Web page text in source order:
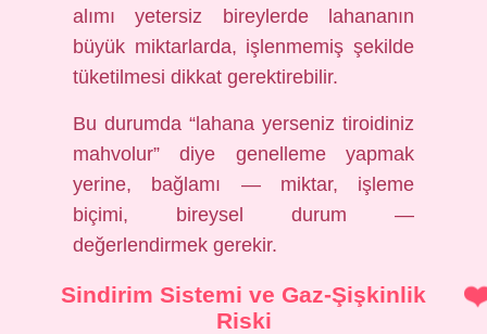
alımı yetersiz bireylerde lahananın
büyük miktarlarda, işlenmemiş şekilde
tüketilmesi dikkat gerektirebilir.
Bu durumda “lahana yerseniz tiroidiniz
mahvolur” diye genelleme yapmak
yerine, bağlamı — miktar, işleme
biçimi, bireysel durum —
değerlendirmek gerekir.
Sindirim Sistemi ve Gaz‑Şişkinlik
Riski